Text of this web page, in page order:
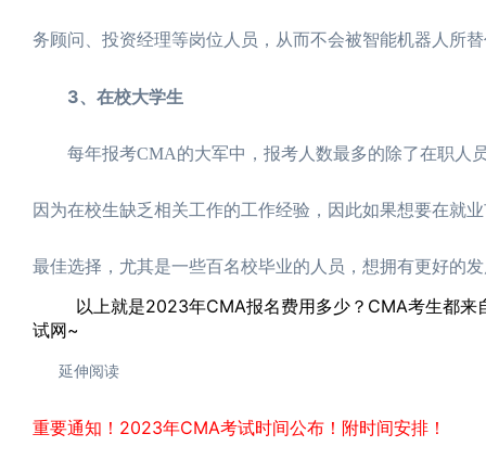
务顾问、投资经理等岗位人员，从而不会被智能机器人所
3、在校大学生
每年报考CMA的大军中，报考人数最多的除了在职人
因为在校生缺乏相关工作的工作经验，因此如果想要在就
最佳选择，尤其是一些百名校毕业的人员，想拥有更好的
以上就是2023年CMA报名费用多少？CMA考生都来自
试网~
延伸阅读
重要通知！2023年CMA考试时间公布！附时间安排！